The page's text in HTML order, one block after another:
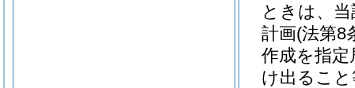
ときは、
計画(法第8
作成を指
け出るこ